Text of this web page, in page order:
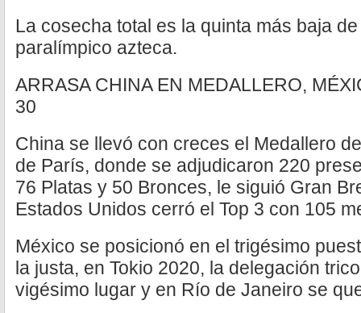
La cosecha total es la quinta más baja
paralímpico azteca.
ARRASA CHINA EN MEDALLERO,
30
China se llevó con creces el Medallero
de París, donde se adjudicaron 220
76 Platas y 50 Bronces, le siguió Gran
Estados Unidos cerró el Top 3 con 105
México se posicionó en el trigésimo
la justa, en Tokio 2020, la delegación
vigésimo lugar y en Río de Janeiro se